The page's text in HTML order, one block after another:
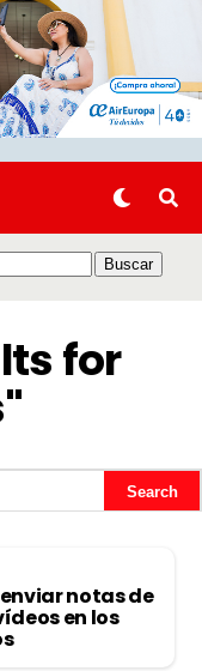
for
notas de
en los